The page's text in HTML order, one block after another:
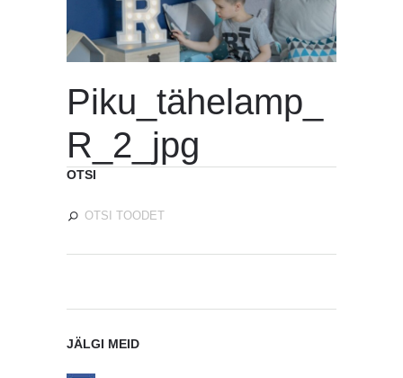
Piku_tähelamp_
R_2_jpg
OTSI
JÄLGI MEID